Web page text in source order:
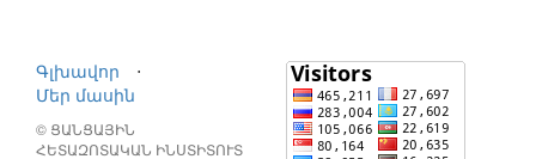
Գլխավոր
⋅
Մեր մասին
© ՑԱՆՑԱՅԻՆ
ՀԵՏԱԶՈՏԱԿԱՆ ԻՆՍՏԻՏՈՒՏ